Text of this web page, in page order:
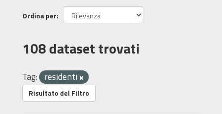
Ordina per
108 dataset trovati
Tag: residenti
Risultato del Filtro